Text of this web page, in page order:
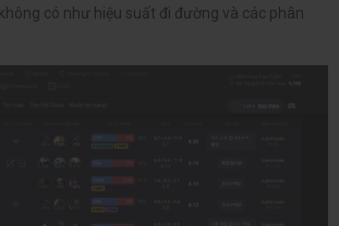
có như hiệu suất đi đường và các phân